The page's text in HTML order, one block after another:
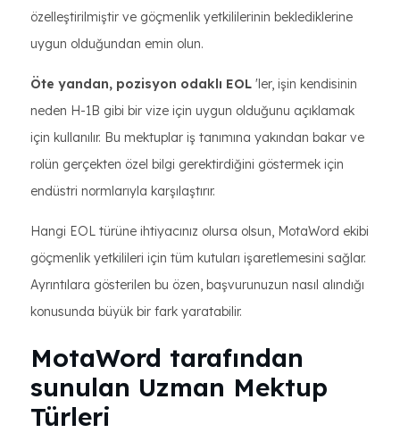
özelleştirilmiştir ve göçmenlik yetkililerinin beklediklerine
uygun olduğundan emin olun.
Öte yandan, pozisyon odaklı EOL 'ler, işin kendisinin
neden H-1B gibi bir vize için uygun olduğunu açıklamak
için kullanılır. Bu mektuplar iş tanımına yakından bakar ve
rolün gerçekten özel bilgi gerektirdiğini göstermek için
endüstri normlarıyla karşılaştırır.
Hangi EOL türüne ihtiyacınız olursa olsun, MotaWord ekibi
göçmenlik yetkilileri için tüm kutuları işaretlemesini sağlar.
Ayrıntılara gösterilen bu özen, başvurunuzun nasıl alındığı
konusunda büyük bir fark yaratabilir.
MotaWord tarafından
sunulan Uzman Mektup
Türleri